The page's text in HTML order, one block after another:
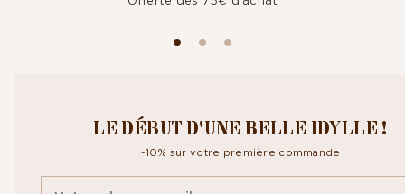
LE DÉBUT D'UNE BELLE IDYLLE !
-10% sur votre première commande
CROQUEZ NOTRE
NEWSLETTER